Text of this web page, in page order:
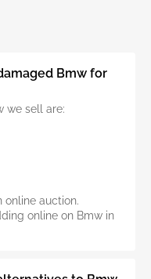
Bmw for
we sell are:
online auction.
online on Bmw in